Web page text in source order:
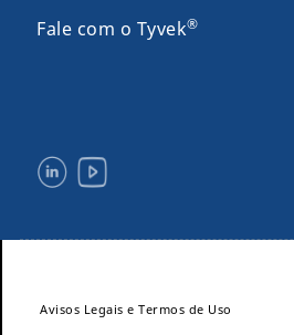
Fale com o Tyvek®
Avisos Legais e Termos de Uso